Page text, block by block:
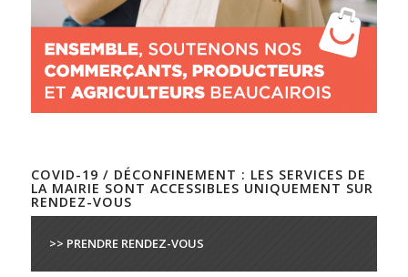
COVID-19 / DÉCONFINEMENT : LES SERVICES DE
LA MAIRIE SONT ACCESSIBLES UNIQUEMENT SUR
RENDEZ-VOUS
>> PRENDRE RENDEZ-VOUS